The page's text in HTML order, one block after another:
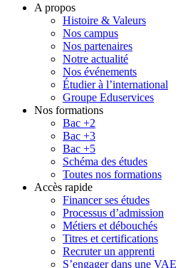
A propos
Histoire & Valeurs
Nos campus
Nos partenaires
Notre actualité
Nos événements
Étudier à l’international
Groupe Eduservices
Nos formations
Bac +2
Bac +3
Bac +5
Schéma des études
Toutes nos formations
Accès rapide
Financer ses études
Processus d’admission
Métiers et débouchés
Titres et certifications
Recruter un apprenti
S’engager dans une VAE